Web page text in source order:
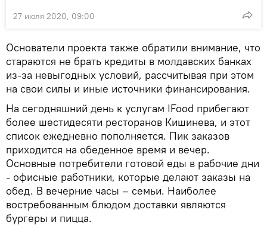
27 июля 2020, 09:00
Основатели проекта также обратили внимание, что
стараются не брать кредиты в молдавских банках
из-за невыгодных условий, рассчитывая при этом
на свои силы и иные источники финансирования.
На сегодняшний день к услугам IFood прибегают
более шестидесяти ресторанов Кишинева, и этот
список ежедневно пополняется. Пик заказов
приходится на обеденное время и вечер.
Основные потребители готовой еды в рабочие дни
- офисные работники, которые делают заказы на
обед. В вечерние часы – семьи. Наиболее
востребованным блюдом доставки являются
бургеры и пицца.